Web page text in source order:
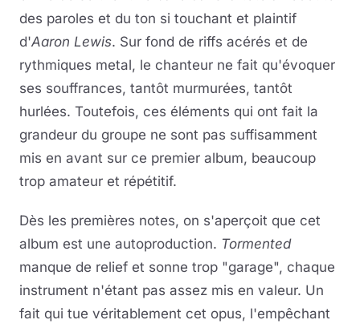
des paroles et du ton si touchant et plaintif
d'Aaron Lewis. Sur fond de riffs acérés et de
rythmiques metal, le chanteur ne fait qu'évoquer
ses souffrances, tantôt murmurées, tantôt
hurlées. Toutefois, ces éléments qui ont fait la
grandeur du groupe ne sont pas suffisamment
mis en avant sur ce premier album, beaucoup
trop amateur et répétitif.
Dès les premières notes, on s'aperçoit que cet
album est une autoproduction. Tormented
manque de relief et sonne trop "garage", chaque
instrument n'étant pas assez mis en valeur. Un
fait qui tue véritablement cet opus, l'empêchant